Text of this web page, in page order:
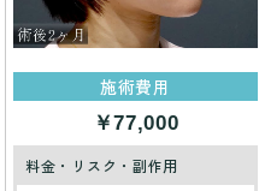
施術費用
￥77,000
料金・リスク・副作用